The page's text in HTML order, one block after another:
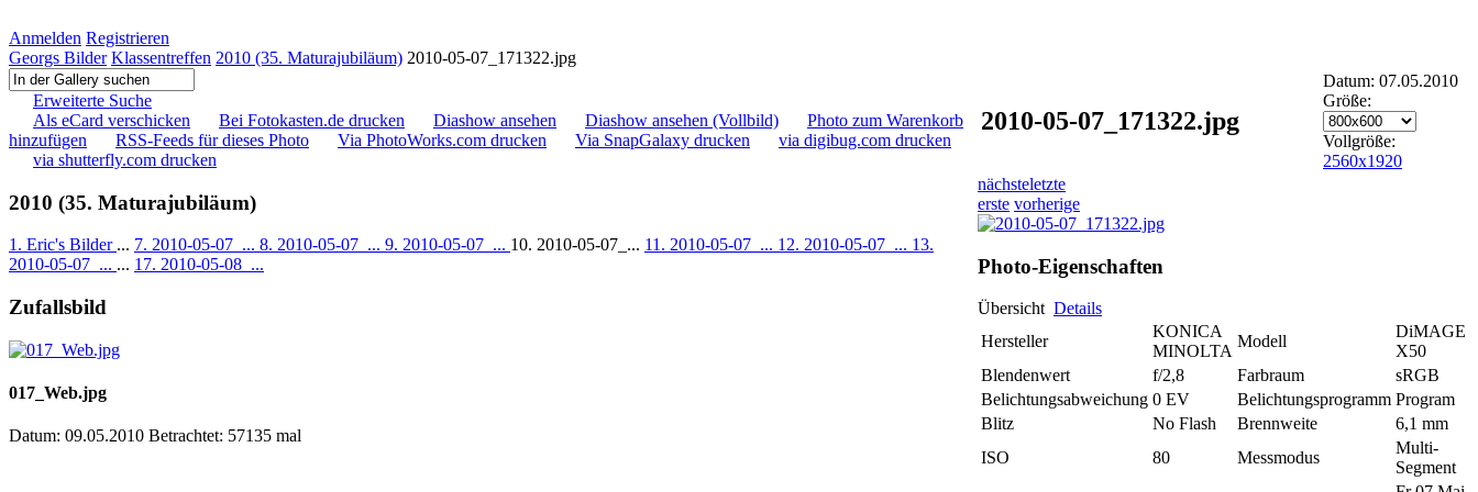
Anmelden Registrieren
Georgs Bilder Klassentreffen 2010 (35. Maturajubiläum) 2010-05-07_171322.jpg
Erweiterte Suche
Als eCard verschicken
Bei Fotokasten.de drucken Diashow ansehen Diashow ansehen (Vollbild)
Photo zum Warenkorb
hinzufügen
RSS-Feeds für dieses Photo Via PhotoWorks.com drucken Via SnapGalaxy drucken
via digibug.com drucken
via shutterfly.com drucken
2010 (35. Maturajubiläum)
1. Eric's Bilder ... 7. 2010-05-07_... 8. 2010-05-07_... 9. 2010-05-07_... 10. 2010-05-07_... 11. 2010-05-07_... 12. 2010-05-07_... 13.
2010-05-07_... ... 17. 2010-05-08_...
Zufallsbild
017_Web.jpg
Datum: 09.05.2010 Betrachtet: 57135 mal
2010-05-07_171322.jpg
Datum: 07.05.2010
Größe:
Vollgröße:
2560x1920
nächsteletzte
erste vorherige
Photo-Eigenschaften
Übersicht Details
Hersteller
KONICA
MINOLTA
Modell
DiMAGE
X50
Blendenwert
f/2,8 Farbraum
sRGB
Belichtungsabweichung 0 EV Belichtungsprogramm Program
Blitz
No Flash Brennweite
6,1 mm
ISO
80 Messmodus
Multi-
Segment